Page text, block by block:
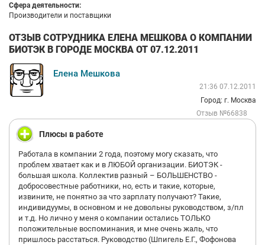
Сфера деятельности:
Производители и поставщики
ОТЗЫВ СОТРУДНИКА ЕЛЕНА МЕШКОВА О КОМПАНИИ
БИОТЭК В ГОРОДЕ МОСКВА ОТ 07.12.2011
Елена Мешкова
21:36 07.12.2011
Город: г. Москва
Отзыв №66838
Плюсы в работе
Работала в компании 2 года, поэтому могу сказать, что
проблем хватает как и в ЛЮБОЙ организации. БИОТЭК -
большая школа. Коллектив разный – БОЛЬШЕНСТВО -
добросовестные работники, но, есть и такие, которые,
извините, не понятно за что зарплату получают? Такие,
индивидуумы, в основном и не довольны руководством, з/пл
и т.д. Но лично у меня о компании остались ТОЛЬКО
положительные воспоминания, и мне очень жаль, что
пришлось расстаться. Руководство (Шпигель Е.Г., Фофонова